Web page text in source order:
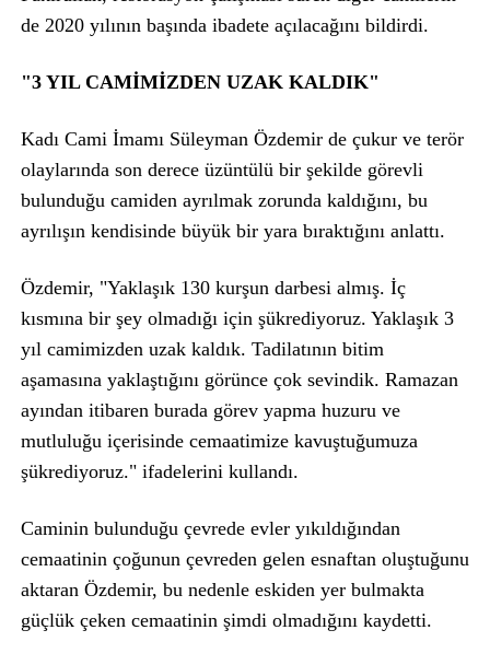
de 2020 yılının başında ibadete açılacağını bildirdi.
"3 YIL CAMİMİZDEN UZAK KALDIK"
Kadı Cami İmamı Süleyman Özdemir de çukur ve terör
olaylarında son derece üzüntülü bir şekilde görevli
bulunduğu camiden ayrılmak zorunda kaldığını, bu
ayrılışın kendisinde büyük bir yara bıraktığını anlattı.
Özdemir, "Yaklaşık 130 kurşun darbesi almış. İç
kısmına bir şey olmadığı için şükrediyoruz. Yaklaşık 3
yıl camimizden uzak kaldık. Tadilatının bitim
aşamasına yaklaştığını görünce çok sevindik. Ramazan
ayından itibaren burada görev yapma huzuru ve
mutluluğu içerisinde cemaatimize kavuştuğumuza
şükrediyoruz." ifadelerini kullandı.
Caminin bulunduğu çevrede evler yıkıldığından
cemaatinin çoğunun çevreden gelen esnaftan oluştuğunu
aktaran Özdemir, bu nedenle eskiden yer bulmakta
güçlük çeken cemaatinin şimdi olmadığını kaydetti.